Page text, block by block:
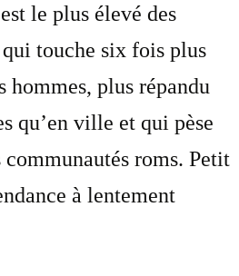
le plus élevé des
touche six fois plus
hommes, plus répandu
qu’en ville et qui pèse
roms. Petit
à lentement